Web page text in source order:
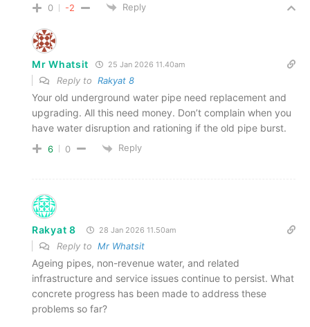
0 -2 Reply
Mr Whatsit 25 Jan 2026 11.40am
Reply to Rakyat 8
Your old underground water pipe need replacement and
upgrading. All this need money. Don’t complain when you
have water disruption and rationing if the old pipe burst.
6 0 Reply
Rakyat 8 28 Jan 2026 11.50am
Reply to Mr Whatsit
Ageing pipes, non-revenue water, and related
infrastructure and service issues continue to persist. What
concrete progress has been made to address these
problems so far?